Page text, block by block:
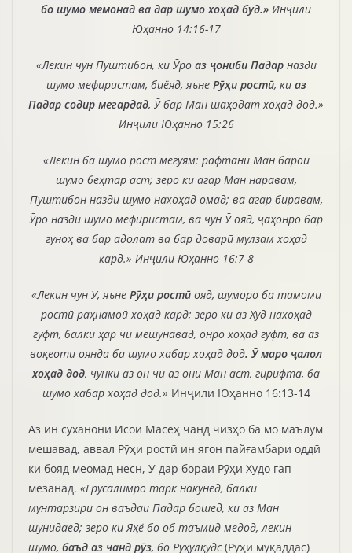
бо шумо мемонад ва дар шумо хоҳад буд.» Инҷили
Юҳанно 14:16-17
«Лекин чун Пуштибон, ки Ӯро аз ҷониби Падарназди
шумо мефиристам, биёяд, яъне Рӯҳи ростӣ, ки аз
Падар содир мегардад, Ӯ бар Ман шаҳодат хоҳад дод.»
Инҷили Юҳанно 15:26
«Лекин ба шумо рост мегӯям: рафтани Ман барои
шумо беҳтар аст; зеро ки агар Ман наравам,
Пуштибон назди шумо нахоҳад омад; ва агар биравам,
Ӯро назди шумо мефиристам, ва чун Ӯ ояд, ҷаҳонро бар
гуноҳ ва бар адолат ва бар доварӣ мулзам хоҳад
кард.» Инҷили Юҳанно 16:7-8
«Лекин чун Ӯ, яъне Рӯҳи ростӣояд, шуморо ба тамоми
ростӣ раҳнамоӣ хоҳад кард; зеро ки аз Худ нахоҳад
гуфт, балки ҳар чи мешунавад, онро хоҳад гуфт, ва аз
воқеоти оянда ба шумо хабар хоҳад дод. Ӯ маро ҷалол
хоҳад дод, чунки аз он чи аз они Ман аст, гирифта, ба
шумо хабар хоҳад дод.» Инҷили Юҳанно 16:13-14
Аз ин суханони Исои Масеҳ чанд чизҳо ба мо маълум
мешавад, аввал Рӯҳи ростӣ ин ягон пайғамбари оддӣ
ки бояд меомад несн, Ӯ дар бораи Рӯҳи Худо гап
мезанад. «Ерусалимро тарк накунед, балки
мунтарзири он ваъдаи Падар бошед, ки аз Ман
шунидаед; зеро ки Яҳё бо об таъмид медод, лекин
шумо, баъд аз чанд рӯз, бо Рӯҳулқудс(Рӯҳи муқаддас)